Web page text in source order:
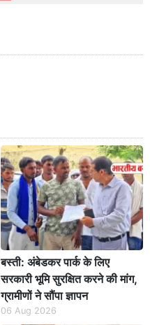
बस्ती: अंबेडकर पार्क के लिए
सरकारी भूमि सुरक्षित करने की मांग,
ग्रामीणों ने सौंपा ज्ञापन
06 Aug 2026